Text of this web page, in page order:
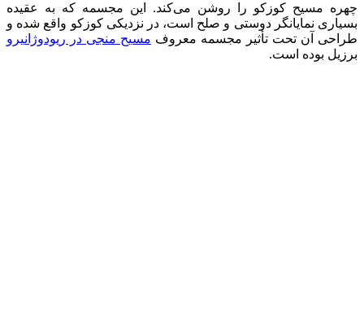
چهره مسیح کوزکو را روشن می‌کند. این مجسمه که به عقیده
بسیاری نمایانگر دوستی و صلح است، در نزدیکی کوزکو واقع شده و
طراحی آن تحت تأثیر مجسمه معروف مسیح منجی در ریودوژانیرو
برزیل بوده است.